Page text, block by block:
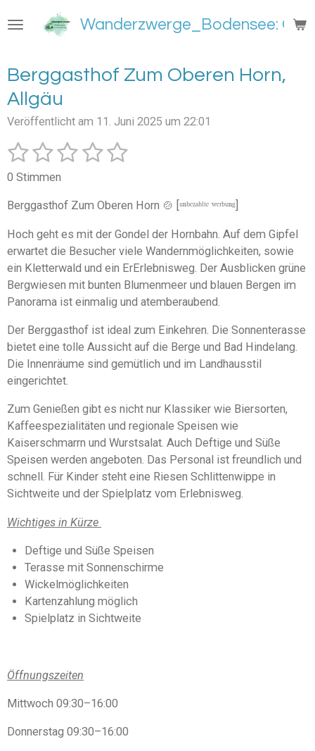
Hauptinhalt
Wanderzwerge_Bodensee:
Berggasthof Zum Oberen Horn,
Allgäu
Veröffentlicht am 11. Juni 2025 um 22:01
B
e
w
e
t
u
n
g
:
S
t
e
r
n
e
1
S
t
r
n
2
S
t
e
r
n
e
3
S
t
r
n
e
4
t
r
n
e
5
t
r
n
e
B
r
n
g
a
b
e
d
e
n
0 Stimmen
Berggasthof Zum Oberen Horn 🍲 [ᵘⁿᵇᵉᶻᵃʰˡᵗᵉ ʷᵉʳᵇᵘⁿᵍ]
Hoch geht es mit der Gondel der Hornbahn. Auf dem Gipfel
erwartet die Besucher viele Wandernmöglichkeiten, sowie
ein Kletterwald und ein ErErlebnisweg. Der Ausblicken grüne
Bergwiesen mit bunten Blumenmeer und blauen Bergen im
Panorama ist einmalig und atemberaubend.
Der Berggasthof ist ideal zum Einkehren. Die Sonnenterasse
bietet eine tolle Aussicht auf die Berge und Bad Hindelang.
Die Innenräume sind gemütlich und im Landhausstil
eingerichtet.
Zum Genießen gibt es nicht nur Klassiker wie Biersorten,
Kaffeespezialitäten und regionale Speisen wie
Kaiserschmarrn und Wurstsalat. Auch Deftige und Süße
Speisen werden angeboten. Das Personal ist freundlich und
schnell. Für Kinder steht eine Riesen Schlittenwippe in
Sichtweite und der Spielplatz vom Erlebnisweg.
Wichtiges in Kürze
Deftige und Süße Speisen
Terasse mit Sonnenschirme
Wickelmöglichkeiten
Kartenzahlung möglich
Spielplatz in Sichtweite
Öffnungszeiten
Mittwoch 09:30–16:00
Donnerstag 09:30–16:00